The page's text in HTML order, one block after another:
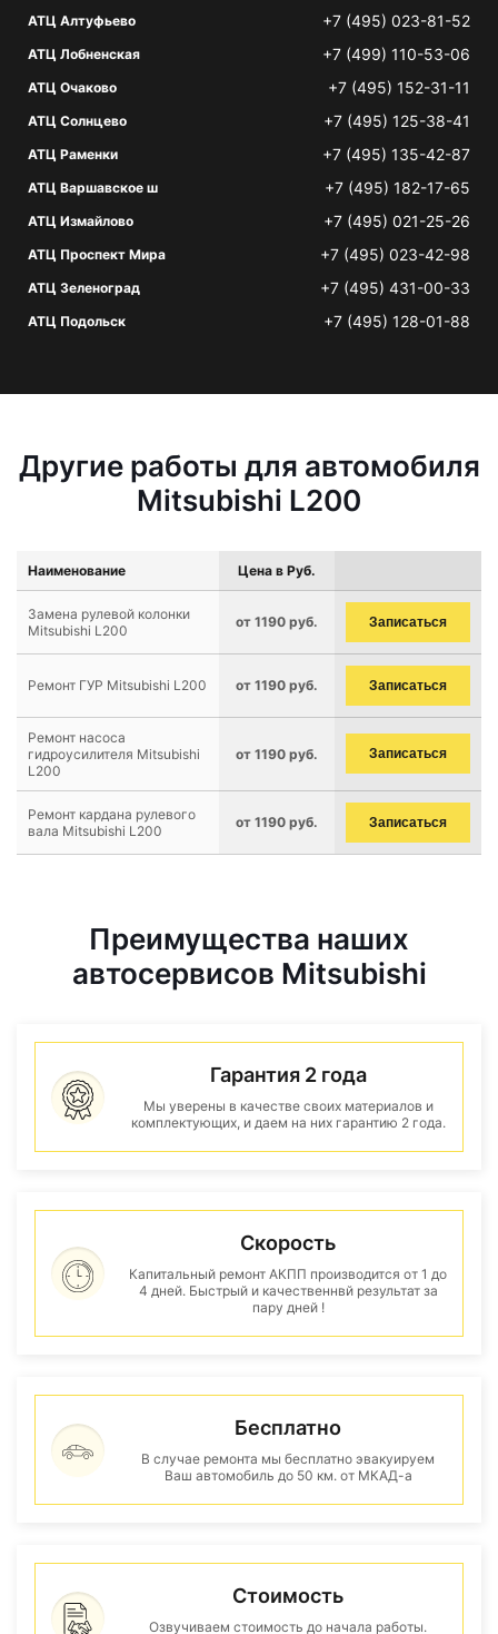
АТЦ Алтуфьево +7 (495) 023-81-52
АТЦ Лобненская +7 (499) 110-53-06
АТЦ Очаково +7 (495) 152-31-11
АТЦ Солнцево +7 (495) 125-38-41
АТЦ Раменки +7 (495) 135-42-87
АТЦ Варшавское ш +7 (495) 182-17-65
АТЦ Измайлово +7 (495) 021-25-26
АТЦ Проспект Мира +7 (495) 023-42-98
АТЦ Зеленоград +7 (495) 431-00-33
АТЦ Подольск +7 (495) 128-01-88
Другие работы для автомобиля
Mitsubishi L200
Наименование Цена в Руб.
Замена рулевой колонки
Mitsubishi L200
от 1190 руб. Записаться
Ремонт ГУР Mitsubishi L200 от 1190 руб. Записаться
Ремонт насоса
гидроусилителя Mitsubishi
L200
от 1190 руб. Записаться
Ремонт кардана рулевого
вала Mitsubishi L200
от 1190 руб. Записаться
Преимущества наших
автосервисов Mitsubishi
Гарантия 2 года
Мы уверены в качестве своих материалов и
комплектующих, и даем на них гарантию 2 года.
Скорость
Капитальный ремонт АКПП производится от 1 до
4 дней. Быстрый и качественнвй результат за
пару дней !
Бесплатно
В случае ремонта мы бесплатно эвакуируем
Ваш автомобиль до 50 км. от МКАД-а
Стоимость
Озвучиваем стоимость до начала работы.